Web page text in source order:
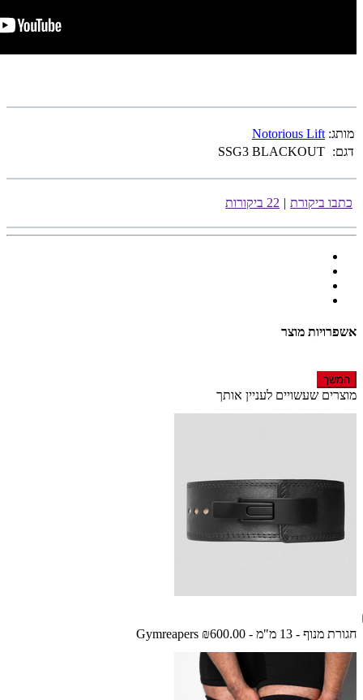
מותג: Notorious Lift
דגם: SSG3 BLACKOUT
כתבו ביקורת | 22 ביקורות
אשפרויות מוצר
המשך
מוצרים שעשויים לעניין אותך
חגורת מנוף - 13 מ"מ - Gymreapers ₪600.00